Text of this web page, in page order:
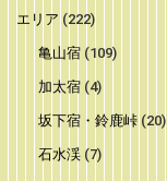
エリア (222)
亀山宿(109)
加太宿(4)
坂下宿・鈴鹿峠(20)
石水渓(7)